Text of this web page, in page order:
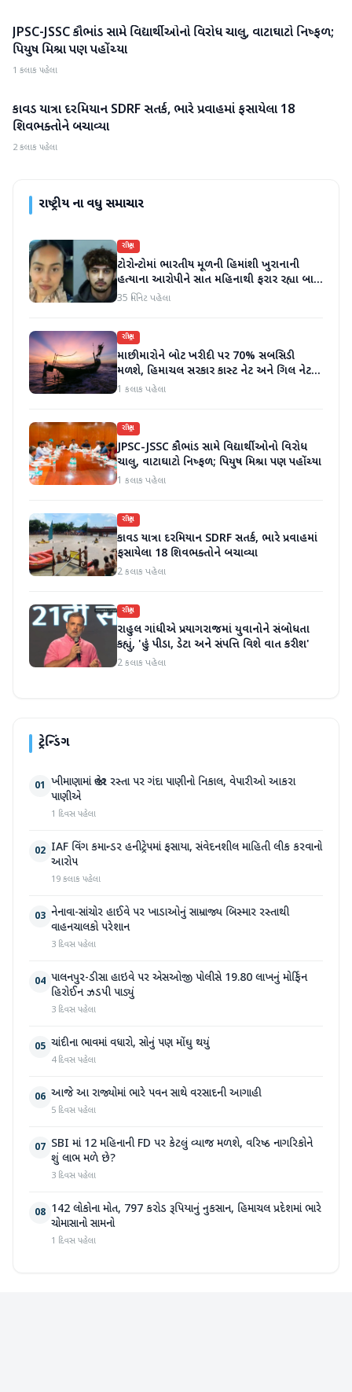
રાષ્ટ્રીય
JPSC-JSSC કૌભાંડ સામે વિદ્યાર્થીઓનો વિરોધ ચાલુ, વાટાઘાટો નિષ્ફળ;
પિયુષ મિશ્રા પણ પહોંચ્યા
1 કલાક પહેલા
રાષ્ટ્રીય
કાવડ યાત્રા દરમિયાન SDRF સતર્ક, ભારે પ્રવાહમાં ફસાયેલા 18
શિવભક્તોને બચાવ્યા
2 કલાક પહેલા
રાષ્ટ્રીયના વધુ સમાચાર
રાષ્ટ્રીય
ટોરોન્ટોમાં ભારતીય મૂળની હિમાંશી ખુરાનાની
હત્યાના આરોપીને સાત મહિનાથી ફરાર રહ્યા બાદ
ધરપકડ કરવામાં આવી
35 મિનિટ પહેલા
રાષ્ટ્રીય
માછીમારોને બોટ ખરીદી પર 70% સબસિડી
મળશે, હિમાચલ સરકાર કાસ્ટ નેટ અને ગિલ નેટ
પર 90% સબસિડી આપશે
1 કલાક પહેલા
રાષ્ટ્રીય
JPSC-JSSC કૌભાંડ સામે વિદ્યાર્થીઓનો વિરોધ
ચાલુ, વાટાઘાટો નિષ્ફળ; પિયુષ મિશ્રા પણ પહોંચ્યા
1 કલાક પહેલા
રાષ્ટ્રીય
કાવડ યાત્રા દરમિયાન SDRF સતર્ક, ભારે પ્રવાહમાં
ફસાયેલા 18 શિવભક્તોને બચાવ્યા
2 કલાક પહેલા
રાષ્ટ્રીય
રાહુલ ગાંધીએ પ્રયાગરાજમાં યુવાનોને સંબોધતા
કહ્યું, 'હું પીડા, ડેટા અને સંપત્તિ વિશે વાત કરીશ'
2 કલાક પહેલા
ટ્રેન્ડિંગ
01 ખીમાણામાં જાહેર રસ્તા પર ગંદા પાણીનો નિકાલ, વેપારીઓ આકરા
પાણીએ
1 દિવસ પહેલા
02 IAF વિંગ કમાન્ડર હનીટ્રેપમાં ફસાયા, સંવેદનશીલ માહિતી લીક કરવાનો
આરોપ
19 કલાક પહેલા
03 નેનાવા-સાંચોર હાઈવે પર ખાડાઓનું સામ્રાજ્ય બિસ્માર રસ્તાથી
વાહનચાલકો પરેશાન
3 દિવસ પહેલા
04 પાલનપુર-ડીસા હાઇવે પર એસઓજી પોલીસે 19.80 લાખનું મોર્ફિન
હિરોઈન ઝડપી પાડ્યું
3 દિવસ પહેલા
05 ચાંદીના ભાવમાં વધારો, સોનું પણ મોંઘુ થયું
4 દિવસ પહેલા
06 આજે આ રાજ્યોમાં ભારે પવન સાથે વરસાદની આગાહી
5 દિવસ પહેલા
07 SBI માં 12 મહિનાની FD પર કેટલું વ્યાજ મળશે, વરિષ્ઠ નાગરિકોને
શું લાભ મળે છે?
3 દિવસ પહેલા
08 142 લોકોના મોત, 797 કરોડ રૂપિયાનું નુકસાન, હિમાચલ પ્રદેશમાં ભારે
ચોમાસાનો સામનો
1 દિવસ પહેલા